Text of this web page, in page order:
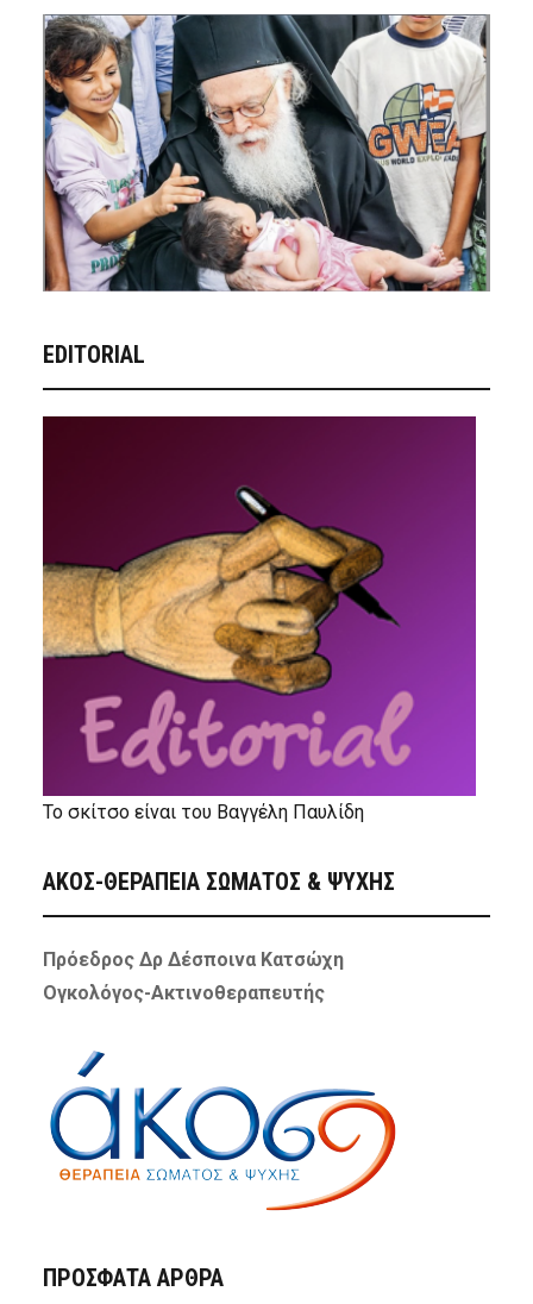
EDITORIAL
Το σκίτσο είναι του Βαγγέλη Παυλίδη
ΑΚΟΣ-ΘΕΡΑΠΕΙΑ ΣΩΜΑΤΟΣ & ΨΥΧΗΣ
Πρόεδρος Δρ Δέσποινα Κατσώχη
Ογκολόγος-Ακτινοθεραπευτής
ΠΡΌΣΦΑΤΑ ΆΡΘΡΑ